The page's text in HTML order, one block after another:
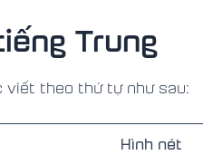
Trung
viết theo thứ tự như sau:
Hình nét